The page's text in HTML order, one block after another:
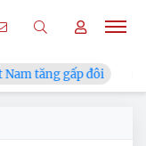
tăng gấp đôi